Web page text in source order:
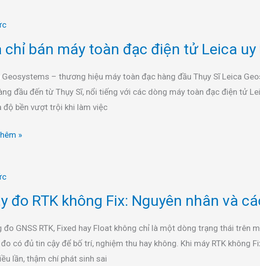
chỉ bán máy toàn đạc điện tử Leica uy
Geosystems – thương hiệu máy toàn đạc hàng đầu Thụy Sĩ Leica
đầu đến từ Thụy Sĩ, nổi tiếng với các dòng máy toàn đạc điện tử
độ bền vượt trội khi làm việc
»
đo RTK không Fix: Nguyên nhân và
đo GNSS RTK, Fixed hay Float không chỉ là một dòng trạng thái trên
có đủ tin cậy để bố trí, nghiệm thu hay không. Khi máy RTK không
lần, thậm chí phát sinh sai